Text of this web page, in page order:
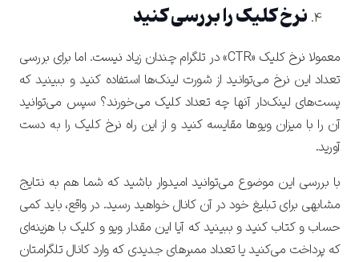
نرخ کلیک را بررسی کنید
معمولا نرخ کلیک «CTR» در تلگرام چندان زیاد نیست. اما برای بررسی
تعداد این نرخ می‌توانید از شورت لینک‌ها استفاده کنید و ببینید که
پست‌های لینک‌دار آنها چه تعداد کلیک می‌خورند؟ سپس می‌توانید
آن را با میزان ویوها مقایسه کنید و از این راه نرخ کلیک را به دست
آورید.
با بررسی این موضوع می‌توانید امیدوار باشید که شما هم به نتایج
مشابهی برای تبلیغ خود در آن کانال خواهید ‌رسید. در واقع، باید کمی
حساب و کتاب کنید و ببینید که آیا این مقدار ویو و کلیک با هزینه‌ای
که پرداخت می‌کنید یا تعداد ممبرهای جدیدی که وارد کانال تلگرامتان